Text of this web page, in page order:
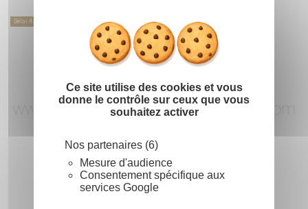
Ce site utilise des cookies et vous
donne le contrôle sur ceux que vous
souhaitez activer
Nos partenaires (6)
Mesure d'audience
Consentement spécifique aux
services Google
Délai 4 à 5 semaines
SUR DEVIS
Délai 4 à 5 semaines